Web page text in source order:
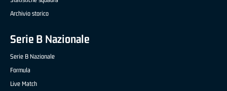
Archivio storico
Serie B Nazionale
Serie B Nazionale
Formula
Live Match